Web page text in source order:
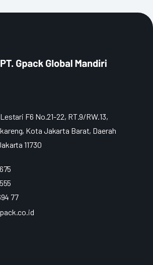
F6 No.21-22, RT.9/RW.13,
Kota Jakarta Barat, Daerah
11730
77